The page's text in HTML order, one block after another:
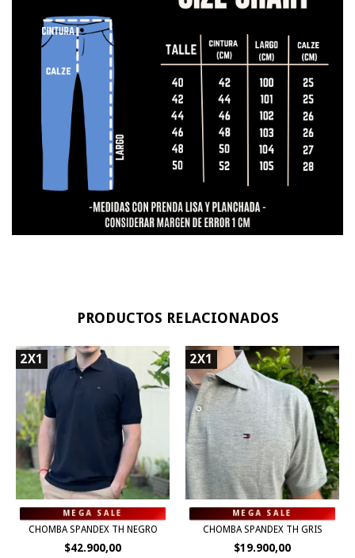
PRODUCTOS RELACIONADOS
2X1
CHOMBA SPANDEX TH NEGRO
$42.900,00
2X1
CHOMBA SPANDEX TH GRIS
$19.900,00